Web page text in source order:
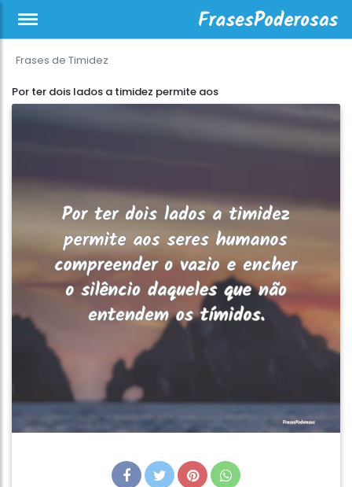
Frases de Timidez
Por ter dois lados a timidez permite aos